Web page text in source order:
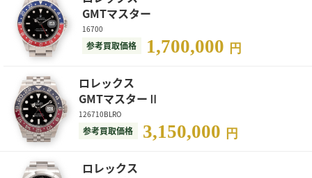
GMTマスター
16700
参考買取価格 1,700,000 円
ロレックス
GMTマスターⅡ
126710BLRO
参考買取価格 3,150,000 円
ロレックス